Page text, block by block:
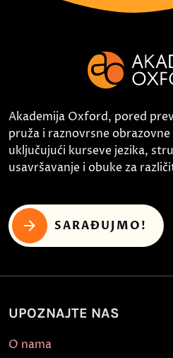
Akademija Oxford, pored
pruža i raznovrsne obrazovne
uključujući kurseve jezika,
usavršavanje i obuke za
SARAĐUJMO!
UPOZNAJTE NAS
O nama